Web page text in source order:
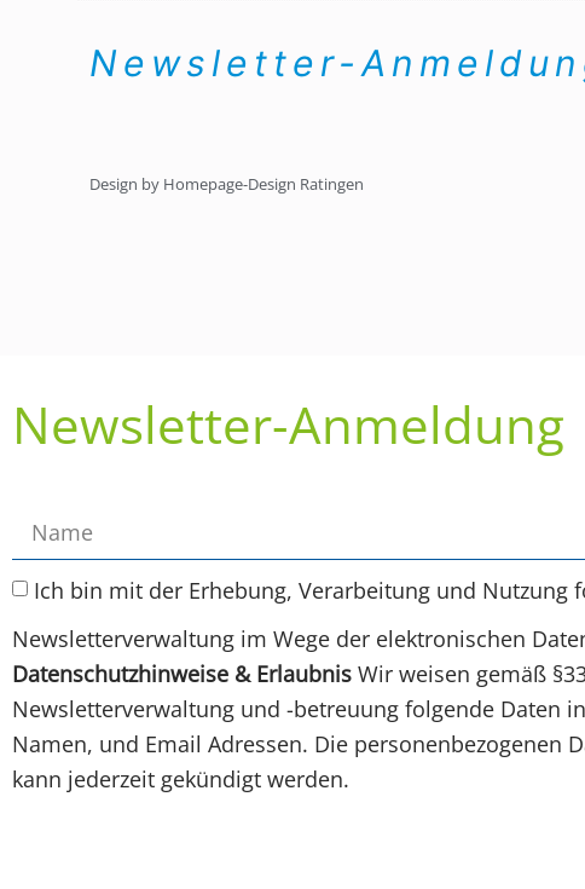
Newsletter-
Design by Homepage-Design Ratingen
Newsletter-Anmeldung
Ich bin mit der Erhebung, Verarbeitung und Nutzung
Newsletterverwaltung im Wege der elektronischen
Datenschutzhinweise & Erlaubnis Wir weisen gemäß
Newsletterverwaltung und -betreuung folgende Daten
Namen, und Email Adressen. Die personenbezogenen
kann jederzeit gekündigt werden.